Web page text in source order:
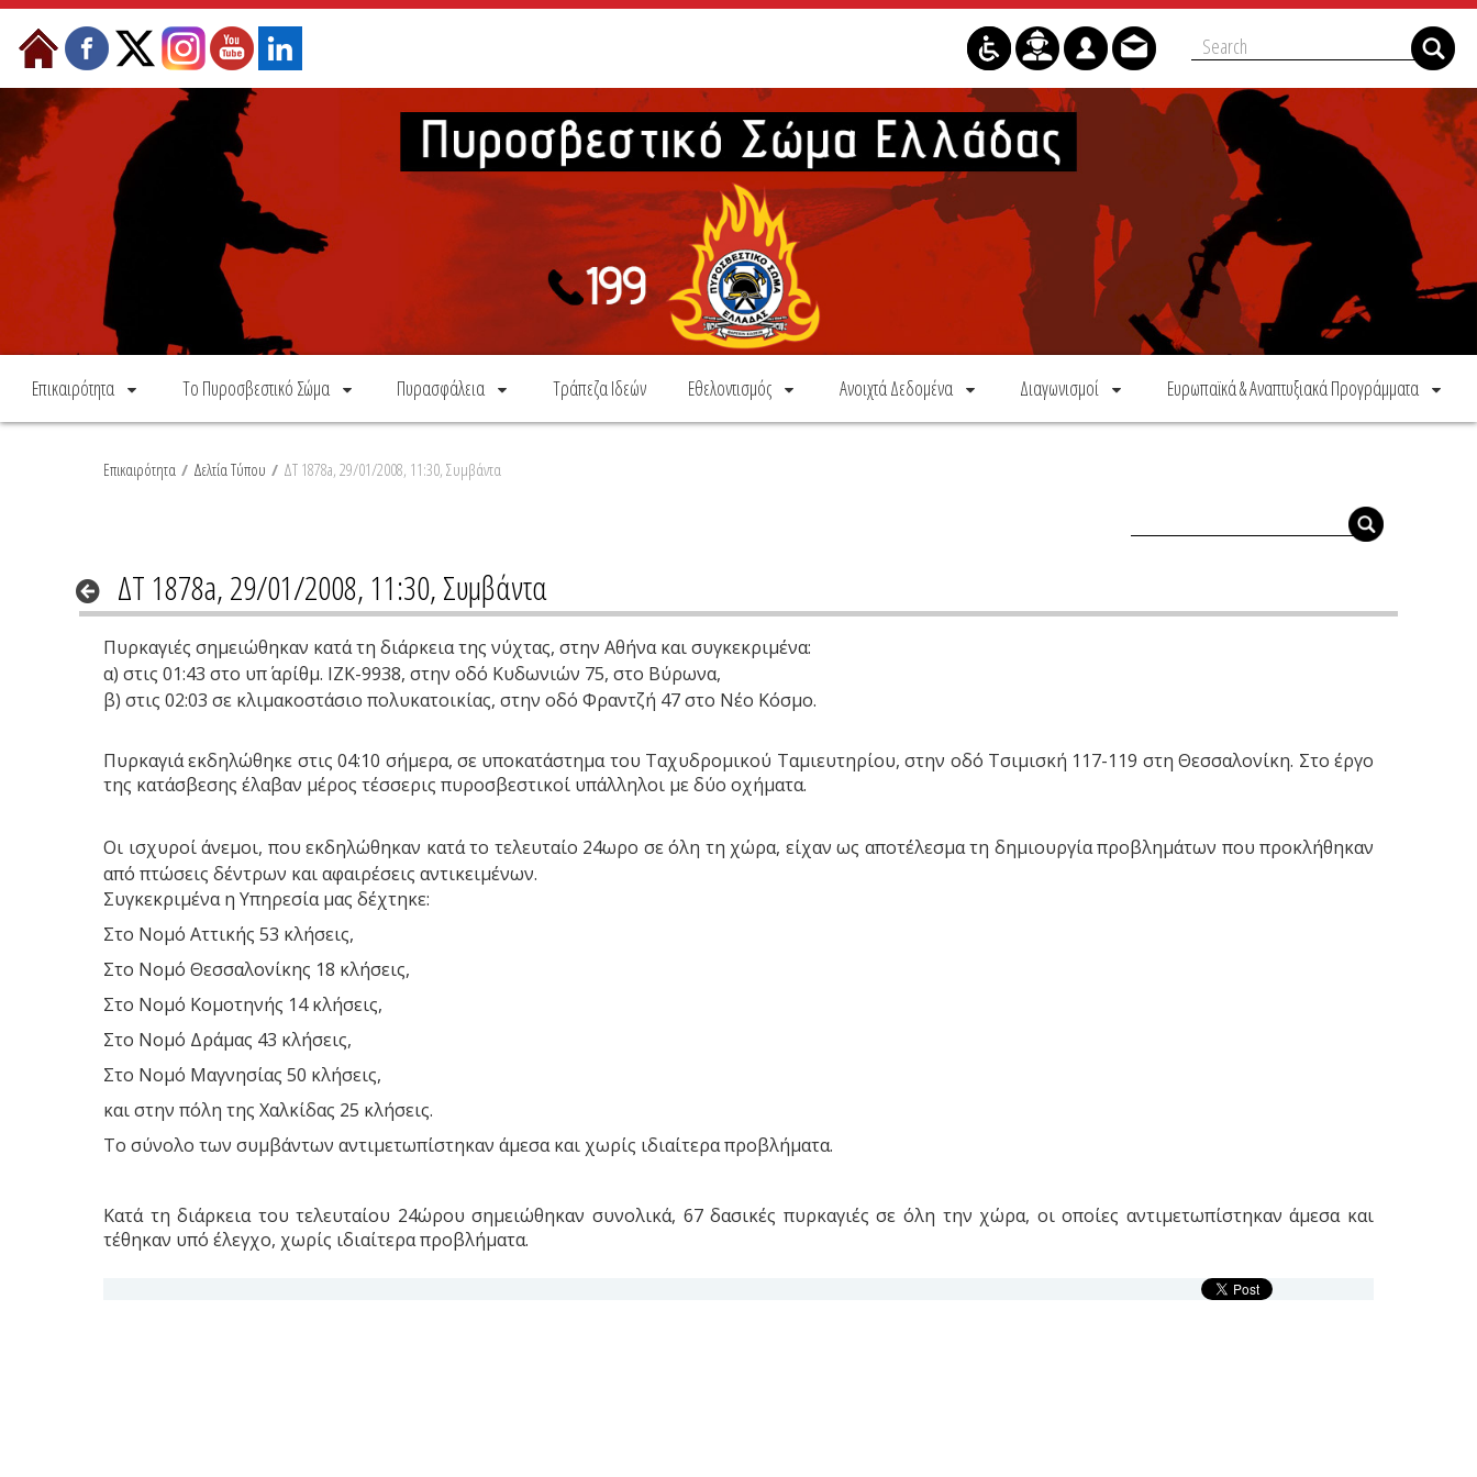
Skip to Content
Επικαιρότητα Το Πυροσβεστικό Σώμα Πυρασφάλεια Τράπεζα Ιδεών Εθελοντισμός Ανοιχτά Δεδομένα Διαγωνισμοί Ευρωπαϊκά & Αναπτυξιακά Προγράμματα
Επικαιρότητα / Δελτία Τύπου / ΔΤ 1878a, 29/01/2008, 11:30, Συμβάντα
ΔΤ 1878a, 29/01/2008, 11:30, Συμβάντα
Πυρκαγιές σημειώθηκαν κατά τη διάρκεια της νύχτας, στην Αθήνα και συγκεκριμένα:
α) στις 01:43 στο υπ΄ αρίθμ. ΙΖΚ-9938, στην οδό Κυδωνιών 75, στο Βύρωνα,
β) στις 02:03 σε κλιμακοστάσιο πολυκατοικίας, στην οδό Φραντζή 47 στο Νέο Κόσμο.
Πυρκαγιά εκδηλώθηκε στις 04:10 σήμερα, σε υποκατάστημα του Ταχυδρομικού Ταμιευτηρίου, στην οδό Τσιμισκή 117-119 στη Θεσσαλονίκη. Στο έργο
της κατάσβεσης έλαβαν μέρος τέσσερις πυροσβεστικοί υπάλληλοι με δύο οχήματα.
Οι ισχυροί άνεμοι, που εκδηλώθηκαν κατά το τελευταίο 24ωρο σε όλη τη χώρα, είχαν ως αποτέλεσμα τη δημιουργία προβλημάτων που προκλήθηκαν
από πτώσεις δέντρων και αφαιρέσεις αντικειμένων.
Συγκεκριμένα η Υπηρεσία μας δέχτηκε:
Στο Νομό Αττικής 53 κλήσεις,
Στο Νομό Θεσσαλονίκης 18 κλήσεις,
Στο Νομό Κομοτηνής 14 κλήσεις,
Στο Νομό Δράμας 43 κλήσεις,
Στο Νομό Μαγνησίας 50 κλήσεις,
και στην πόλη της Χαλκίδας 25 κλήσεις.
Το σύνολο των συμβάντων αντιμετωπίστηκαν άμεσα και χωρίς ιδιαίτερα προβλήματα.
Κατά τη διάρκεια του τελευταίου 24ώρου σημειώθηκαν συνολικά, 67 δασικές πυρκαγιές σε όλη την χώρα, οι οποίες αντιμετωπίστηκαν άμεσα και
τέθηκαν υπό έλεγχο, χωρίς ιδιαίτερα προβλήματα.